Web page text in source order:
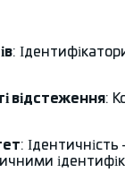
:
відстеження:
: